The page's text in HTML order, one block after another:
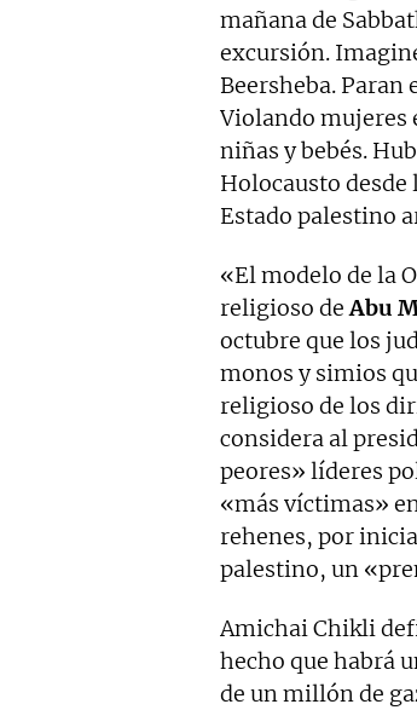
mañana de
excursión.
Beersheba.
Violando mujeres
niñas y bebés.
Holocausto
Estado palestino
«El modelo de la
religioso deAbu
octubre que los
monos y simios
religioso de los
considera al
peores» líderes
«más víctimas»
rehenes, por
palestino, un
Amichai Chikli
hecho que habrá
de un millón de